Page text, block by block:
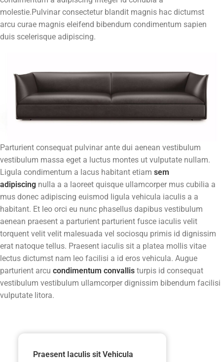
molestie.Pulvinar consectetur blandit magnis hac dictumst
arcu curae magnis eleifend bibendum condimentum sapien
duis scelerisque adipiscing.
Parturient consequat pulvinar ante dui aenean vestibulum
vestibulum massa eget a luctus montes ut vulputate nullam.
Ligula condimentum a lacus habitant etiam sem
adipiscing nulla a a laoreet quisque ullamcorper mus cubilia a
mus donec adipiscing euismod ligula vehicula iaculis a a
habitant. Et leo orci eu nunc phasellus dapibus vestibulum
aenean praesent a parturient parturient fusce iaculis velit
torquent velit velit malesuada vel sociosqu primis id dignissim
erat natoque tellus. Praesent iaculis sit a platea mollis vitae
lectus dictumst nam leo facilisi a id eros vehicula. Augue
parturient arcu condimentum convallis turpis id consequat
vestibulum vestibulum ullamcorper dignissim bibendum facilisi
vulputate litora.
Praesent Iaculis sit Vehicula